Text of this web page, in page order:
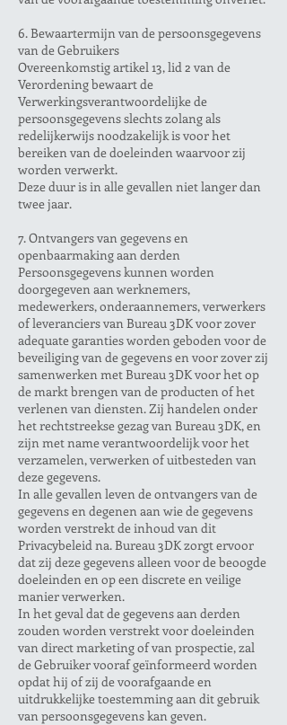
6. Bewaartermijn van de persoonsgegevens
van de Gebruikers
Overeenkomstig artikel 13, lid 2 van de
Verordening bewaart de
Verwerkingsverantwoordelijke de
persoonsgegevens slechts zolang als
redelijkerwijs noodzakelijk is voor het
bereiken van de doeleinden waarvoor zij
worden verwerkt.
Deze duur is in alle gevallen niet langer dan
twee jaar.
7. Ontvangers van gegevens en
openbaarmaking aan derden
Persoonsgegevens kunnen worden
doorgegeven aan werknemers,
medewerkers, onderaannemers, verwerkers
of leveranciers van Bureau 3DK voor zover
adequate garanties worden geboden voor de
beveiliging van de gegevens en voor zover zij
samenwerken met Bureau 3DK voor het op
de markt brengen van de producten of het
verlenen van diensten. Zij handelen onder
het rechtstreekse gezag van Bureau 3DK, en
zijn met name verantwoordelijk voor het
verzamelen, verwerken of uitbesteden van
deze gegevens.
In alle gevallen leven de ontvangers van de
gegevens en degenen aan wie de gegevens
worden verstrekt de inhoud van dit
Privacybeleid na. Bureau 3DK zorgt ervoor
dat zij deze gegevens alleen voor de beoogde
doeleinden en op een discrete en veilige
manier verwerken.
In het geval dat de gegevens aan derden
zouden worden verstrekt voor doeleinden
van direct marketing of van prospectie, zal
de Gebruiker vooraf geïnformeerd worden
opdat hij of zij de voorafgaande en
uitdrukkelijke toestemming aan dit gebruik
van persoonsgegevens kan geven.